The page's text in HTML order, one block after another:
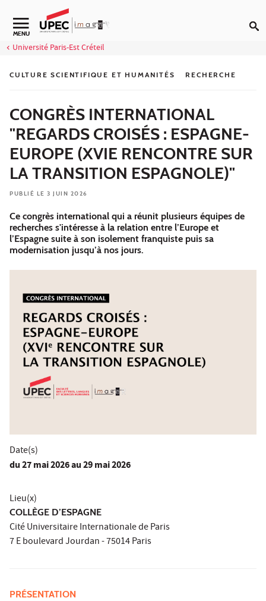
Aller au contenu
Navigation secondaire
MENU
Université Paris-Est Créteil
CULTURE SCIENTIFIQUE ET HUMANITÉS RECHERCHE
CONGRÈS INTERNATIONAL
"REGARDS CROISÉS : ESPAGNE-
EUROPE (XVIE RENCONTRE SUR
LA TRANSITION ESPAGNOLE)"
PUBLIÉ LE 3 JUIN 2026
Ce congrès international qui a réunit plusieurs équipes de
recherches s'intéresse à la relation entre l’Europe et
l’Espagne suite à son isolement franquiste puis sa
modernisation jusqu’à nos jours.
Date(s)
du27 mai 2026au 29 mai 2026
Lieu(x)
COLLÈGE D’ESPAGNE
Cité Universitaire Internationale de Paris
7 E boulevard Jourdan - 75014 Paris
PRÉSENTATION